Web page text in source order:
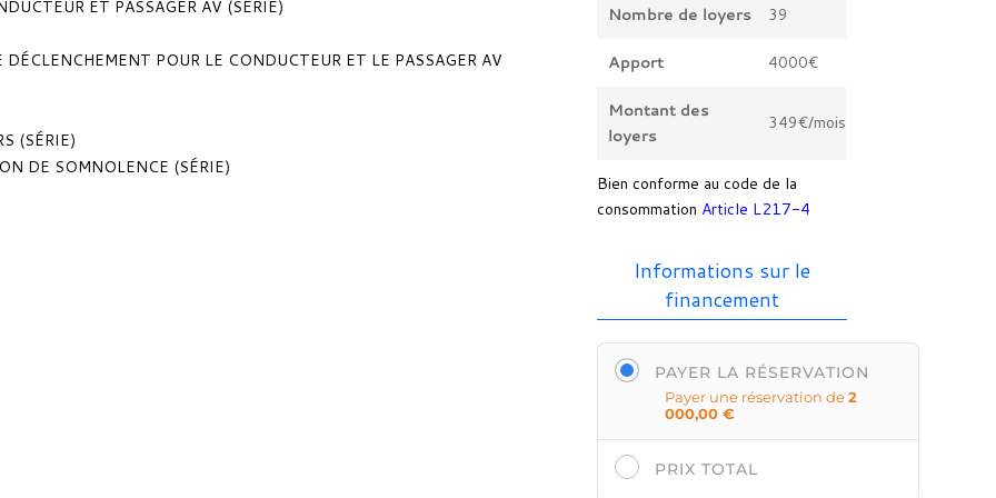
ET PASSAGER AV (SÉRIE)
POUR LE CONDUCTEUR ET LE PASSAGER AV
(SÉRIE)
DE SOMNOLENCE (SÉRIE)
Nombre de loyers 39
Apport 4000€
Montant des
loyers
349€/mois
Bien conforme au code de la
consommation Article L217-4
Informations sur le
financement
PAYER LA RÉSERVATION
Payer une réservation de2
000,00€
PRIX TOTAL